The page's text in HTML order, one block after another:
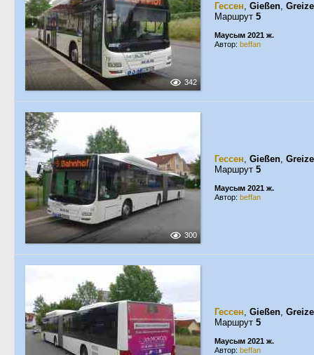
342
Гессен, Gießen,
Маршрут 5
Маусым 2021 ж.
Автор: beffan
300
Гессен, Gießen,
Маршрут 5
Маусым 2021 ж.
Автор: beffan
Гессен, Gießen,
Маршрут 5
Маусым 2021 ж.
Автор: beffan